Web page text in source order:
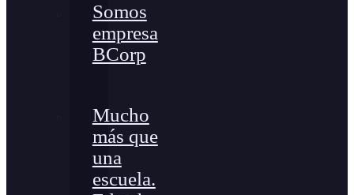
Somos
empresa
BCorp
Mucho
más que
una
escuela.